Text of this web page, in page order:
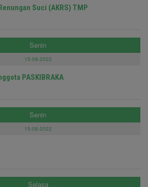
Suci (AKRS) TMP
Senin
15-08-2022
PASKIBRAKA
Senin
15-08-2022
Selasa